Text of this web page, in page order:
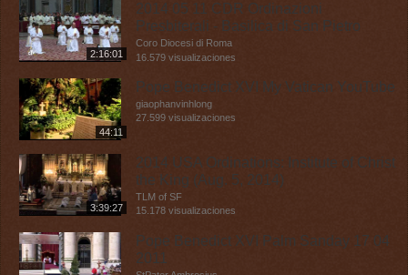
2014 05 11 CDR Ordinazioni
Presbiterali - Basilica di San Pietro
Coro Diocesi di Roma
16.579 visualizaciones
2:16:01
Pope Benedict XVI My Vatican YouTube
giaophanvinhlong
27.599 visualizaciones
44:11
2014 USA Ordinations: Institute of Christ
the King (Aug. 5, 2014)
TLM of SF
15.178 visualizaciones
3:39:27
Pope Benedict XVI Palm Sanday 17 04
2011